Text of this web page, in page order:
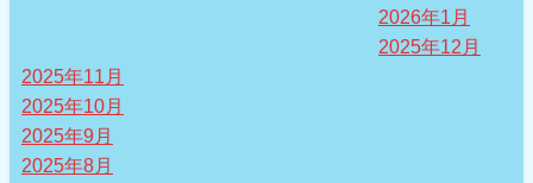
2026年1月
2025年12月
2025年11月
2025年10月
2025年9月
2025年8月